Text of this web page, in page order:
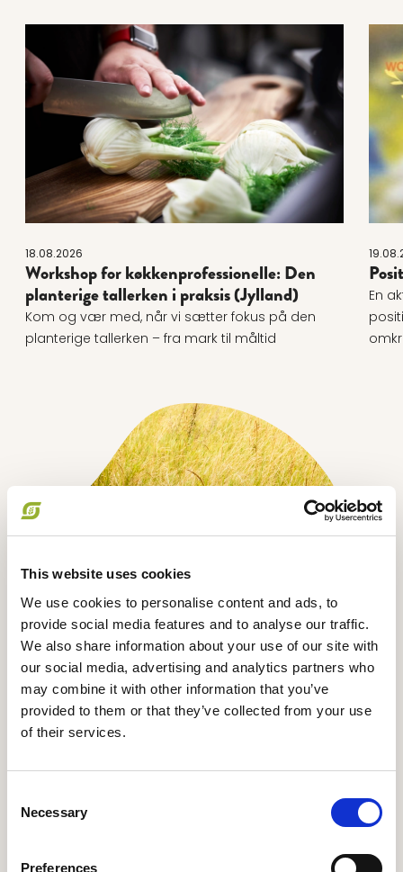
This website uses cookies
We use cookies to personalise content and ads, to
provide social media features and to analyse our traffic.
We also share information about your use of our site with
our social media, advertising and analytics partners who
may combine it with other information that you’ve
provided to them or that they’ve collected from your use
of their services.
Selection
Necessary
Preferences
Læs mere om Workshop for køkkenprofessionelle:
18.08.2026
Workshop for køkkenprofessionelle: Den
planterige tallerken i praksis (Jylland)
Kom og vær med, når vi sætter fokus på den
planterige tallerken – fra mark til måltid
Læs
En
Få rabat hos
Aarstiderne